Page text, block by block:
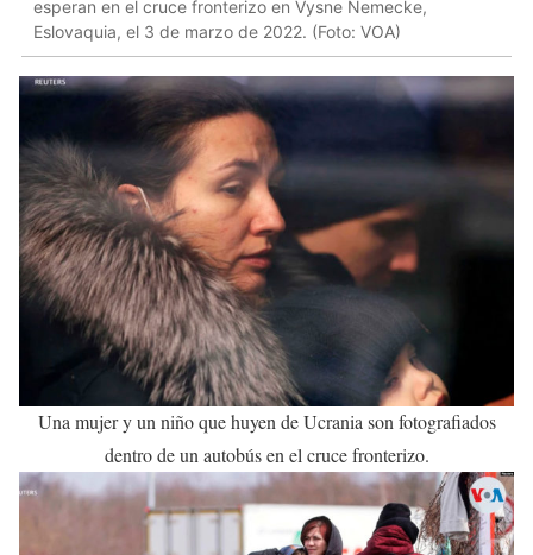
esperan en el cruce fronterizo en Vysne Nemecke,
Eslovaquia, el 3 de marzo de 2022. (Foto: VOA)
Una mujer y un niño que huyen de Ucrania son fotografiados
dentro de un autobús en el cruce fronterizo.